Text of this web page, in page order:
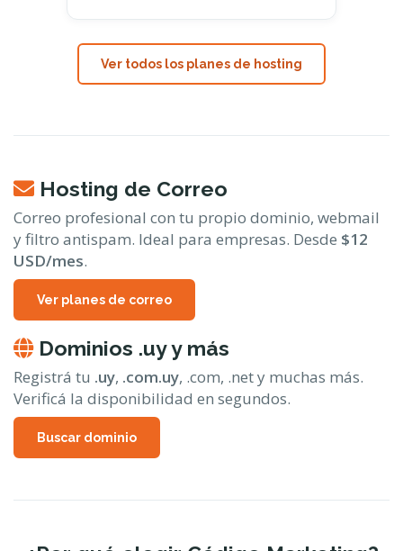
Ver todos los planes de hosting
Hosting de Correo
Correo profesional con tu propio dominio, webmail
y filtro antispam. Ideal para empresas. Desde $12
USD/mes.
Ver planes de correo
Dominios .uy y más
Registrá tu .uy, .com.uy, .com, .net y muchas más.
Verificá la disponibilidad en segundos.
Buscar dominio